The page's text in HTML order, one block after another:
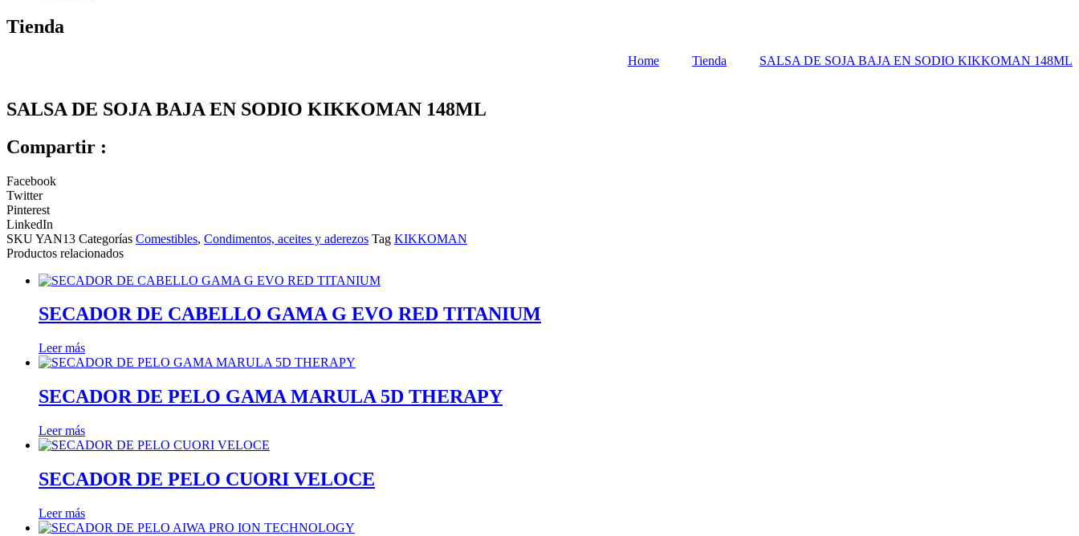
Tienda
Home Tienda SALSA DE SOJA BAJA EN SODIO KIKKOMAN 148ML
SALSA DE SOJA BAJA EN SODIO KIKKOMAN 148ML
Compartir :
Facebook
Twitter
Pinterest
LinkedIn
SKUYAN13 Categorías Comestibles, Condimentos, aceites y aderezos Tag KIKKOMAN
Productos relacionados
SECADOR DE CABELLO GAMA G EVO RED TITANIUM
Leer más
SECADOR DE PELO GAMA MARULA 5D THERAPY
Leer más
SECADOR DE PELO CUORI VELOCE
Leer más